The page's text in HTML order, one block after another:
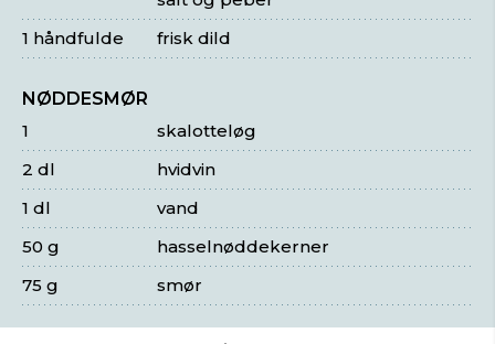
frisk dild
1 håndfulde
NØDDESMØR
skalotteløg
1
hvidvin
2 dl
vand
1 dl
hasselnøddekerner
50 g
smør
75 g